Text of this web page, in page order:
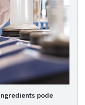
pode